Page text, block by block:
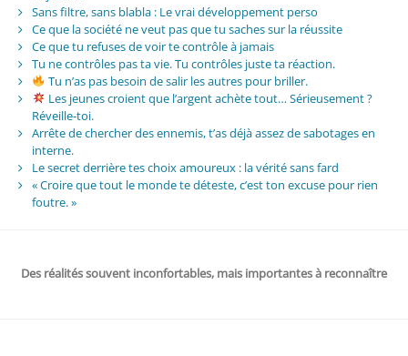
Sans filtre, sans blabla : Le vrai développement perso
Ce que la société ne veut pas que tu saches sur la réussite
Ce que tu refuses de voir te contrôle à jamais
Tu ne contrôles pas ta vie. Tu contrôles juste ta réaction.
Tu n’as pas besoin de salir les autres pour briller.
Les jeunes croient que l’argent achète tout… Sérieusement ?
Réveille-toi.
Arrête de chercher des ennemis, t’as déjà assez de sabotages en
interne.
Le secret derrière tes choix amoureux : la vérité sans fard
« Croire que tout le monde te déteste, c’est ton excuse pour rien
foutre. »
Des réalités souvent inconfortables, mais importantes à reconnaître